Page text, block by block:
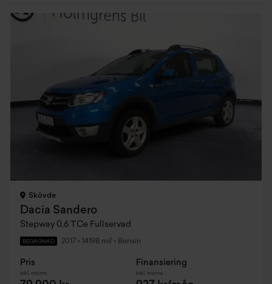
Skövde
Dacia Sandero
Stepway 0,6 TCe Fullservad
BEGAGNAD 2017 • 14198 mil • Bensin
Pris
Inkl. moms
Finansiering
Inkl. moms